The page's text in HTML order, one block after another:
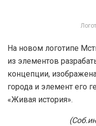
На новом логотипе
из элементов
концепции,
города и элемент его
«Живая история».